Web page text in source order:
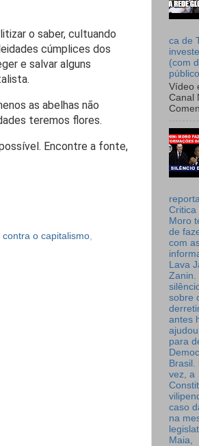
o saber, cultuando
cúmplices dos
e salvar alguns
as abelhas não
teremos flores.
Encontre a fonte,
o capitalismo
ca de
(com
Vídeo
Canal
Critica
Moro
de
com
Lava
Zanin.
sobre
antes
para
Brasil.
vez, a
caso
na
Maia,